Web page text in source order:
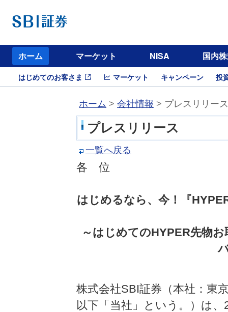
ホーム マーケット NISA 国内
はじめてのお客さま マーケット キャンペーン 投
ホーム > 会社情報 > プレスリリース
プレスリリース
一覧へ戻る
各 位
はじめるなら、今！『
～はじめてのHYPER先物
株式会社SBI証券（本社：東
以下「当社」という。）は